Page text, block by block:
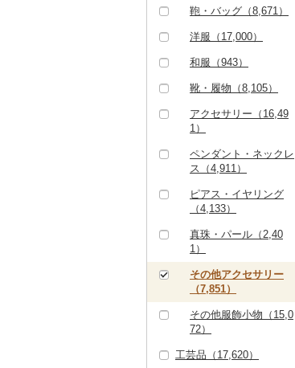
0）
その他漬物（2,328）
魚（2,651）
果物（527）
ジャム（3,751）
その他缶詰・瓶詰（6,
652）
燻製（スモーク）（2,
235）
おせち（1,272）
その他加工品（19,08
ごま油（334）
その他食用油（931）
その他調味料（10,10
0）
みりん（128）
ケチャップ（158）
こしょう（72）
その他調味料（8,93
1）
動物園（40）
釣り（407）
ダイビング（216）
スキーチケット・リフ
ゴルフプレー券（2,87
GDOふるさとゴルフ
2）
券（875）
花火大会チケット（3
カタログギフト（16
その他体験・チケット
（12,420）
（7,203）
その他家具・インテリ
ア（23,834）
枕（2,330）
毛布（2,154）
タオルケット（852）
その他寝具（7,560）
泉州タオル（2,748）
その他タオル（3,29
文房具・印鑑（4,83
41）
印鑑（630）
7）
1）
タンブラー（1,049）
スプーン・フォーク・
皿・椀（7,290）
弁当箱（647）
その他食器（3,175）
0）
包丁（1,679）
鍋（1,667）
まな板（827）
その他キッチン用品
（6,258）
日用品（14,891）
トイレットペーパー
ティッシュ（806）
その他日用品（10,83
3）
本・CD・DVD（29
おもちゃ・ぬいぐるみ
ご当地キャラクター
（1,203）
ベビー用品（2,394）
ペット用品（7,021）
2）
ゴルフウェア（58）
その他ゴルフ（2,23
サイクリング（475）
アウトドア・キャンプ
3）
ウェア・ユニフォーム
（237）
その他スポーツ（2,10
9）
化粧水・乳液・美容液
612）
シャンプー・リンス
（1,593）
入浴剤（1,234）
アロマ（698）
その他美容（3,545）
鞄・バッグ（8,671）
トートバッグ・ショル
ツケース（163）
その他鞄・バッグ（3,
893）
洋服（17,000）
女性・レディース（6,
9）
その他洋服（4,371）
和服（943）
靴・履物（8,105）
靴・シューズ（5,91
4）
スリッパ・下駄・草履
（1,370）
その他靴・履物（1,95
3）
アクセサリー（16,49
1）
ペンダント・ネックレ
ス（4,911）
ピアス・イヤリング
（4,133）
真珠・パール（2,40
1）
その他アクセサリー
（7,851）
その他服飾小物（15,0
72）
財布（3,274）
工芸品（17,620）